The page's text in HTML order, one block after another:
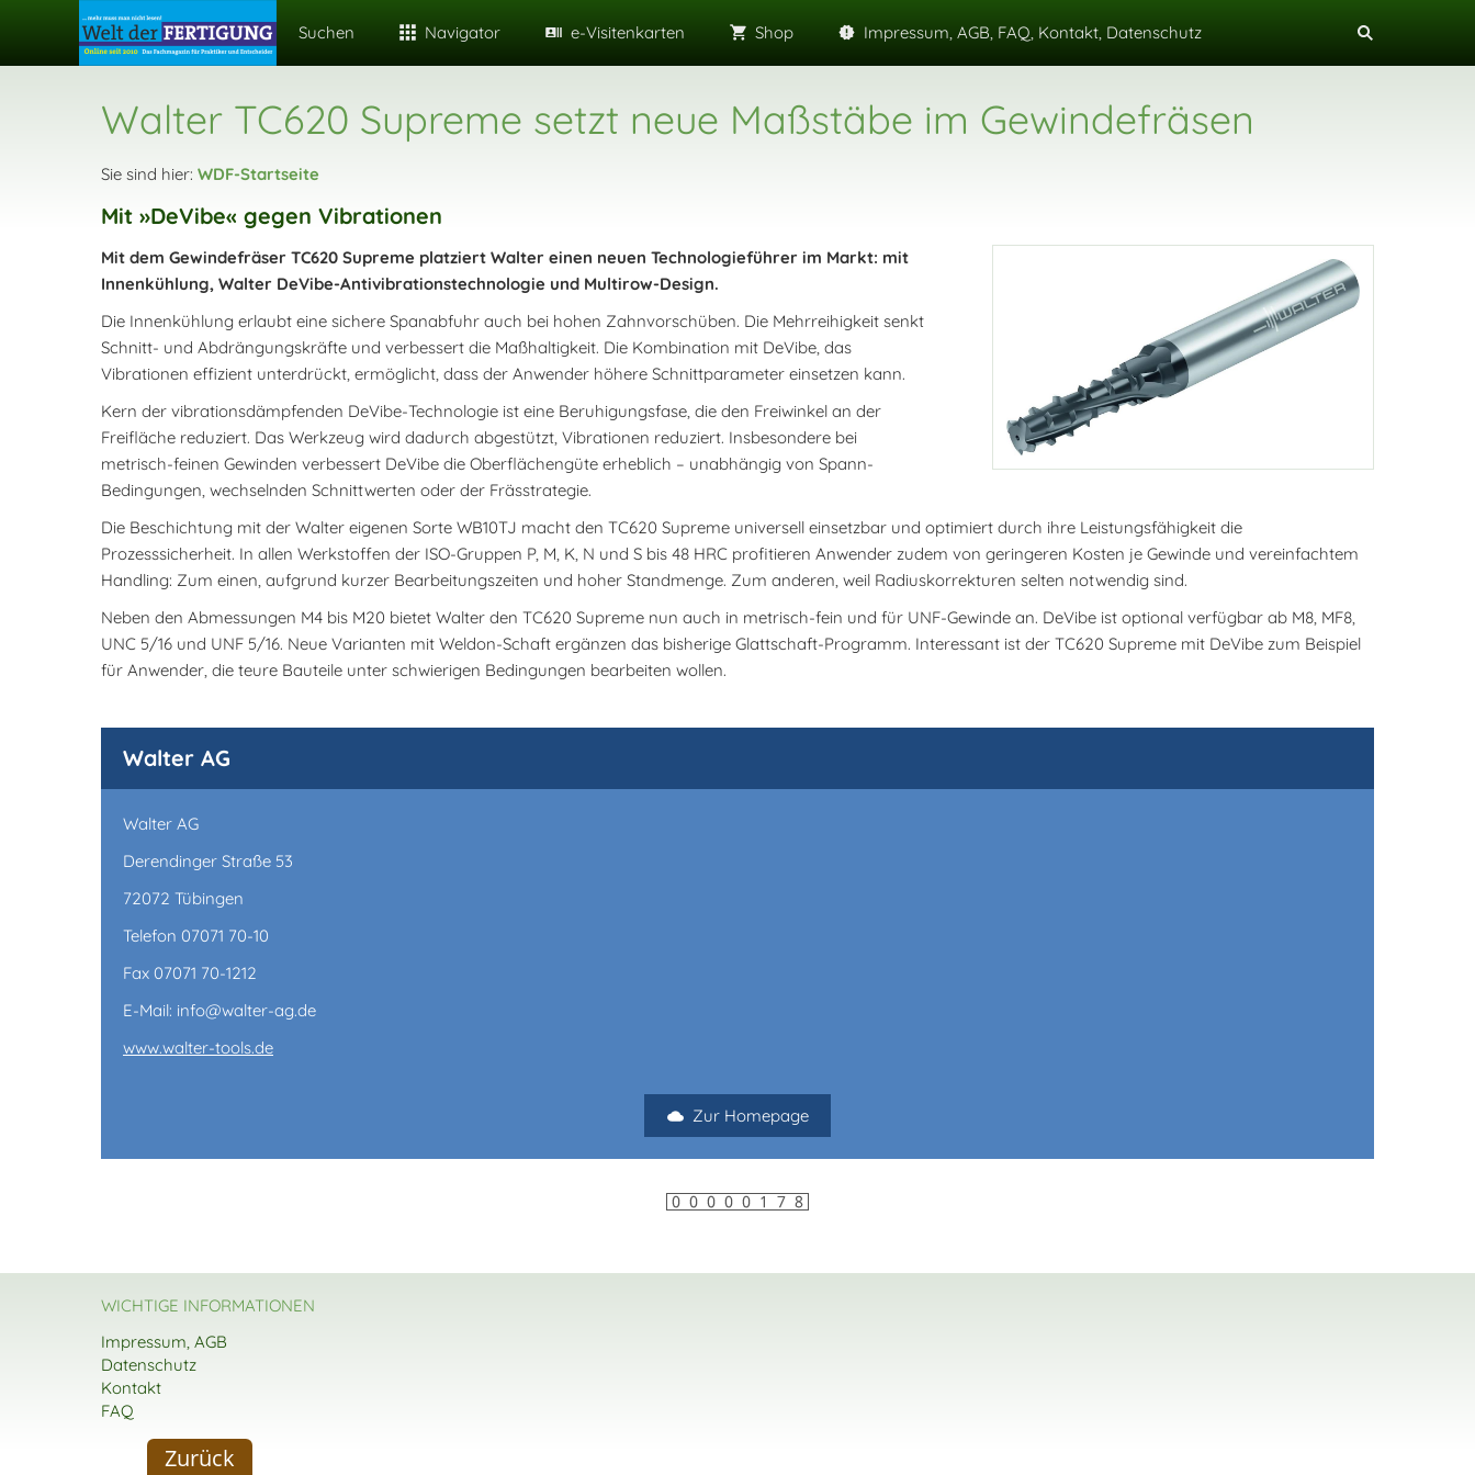
Suchen Navigator e-Visitenkarten Shop Impressum, AGB, FAQ, Kontakt, Datenschutz
Walter TC620 Supreme setzt neue Maßstäbe im Gewindefräsen
Sie sind hier: WDF-Startseite
Mit »DeVibe« gegen Vibrationen
Mit dem Gewindefräser TC620 Supreme platziert Walter einen neuen Technologieführer im Markt: mit
Innenkühlung, Walter DeVibe-Antivibrationstechnologie und Multirow-Design.
Die Innenkühlung erlaubt eine sichere Spanabfuhr auch bei hohen Zahnvorschüben. Die Mehrreihigkeit senkt
Schnitt- und Abdrängungskräfte und verbessert die Maßhaltigkeit. Die Kombination mit DeVibe, das
Vibrationen effizient unterdrückt, ermöglicht, dass der Anwender höhere Schnittparameter einsetzen kann.
Kern der vibrationsdämpfenden DeVibe-Technologie ist eine Beruhigungsfase, die den Freiwinkel an der
Freifläche reduziert. Das Werkzeug wird dadurch abgestützt, Vibrationen reduziert. Insbesondere bei
metrisch-feinen Gewinden verbessert DeVibe die Oberflächengüte erheblich – unabhängig von Spann-
Bedingungen, wechselnden Schnittwerten oder der Frässtrategie.
Die Beschichtung mit der Walter eigenen Sorte WB10TJ macht den TC620 Supreme universell einsetzbar und optimiert durch ihre Leistungsfähigkeit die
Prozesssicherheit. In allen Werkstoffen der ISO-Gruppen P, M, K, N und S bis 48 HRC profitieren Anwender zudem von geringeren Kosten je Gewinde und vereinfachtem
Handling: Zum einen, aufgrund kurzer Bearbeitungszeiten und hoher Standmenge. Zum anderen, weil Radiuskorrekturen selten notwendig sind.
Neben den Abmessungen M4 bis M20 bietet Walter den TC620 Supreme nun auch in metrisch-fein und für UNF-Gewinde an. DeVibe ist optional verfügbar ab M8, MF8,
UNC 5/16 und UNF 5/16. Neue Varianten mit Weldon-Schaft ergänzen das bisherige Glattschaft-Programm. Interessant ist der TC620 Supreme mit DeVibe zum Beispiel
für Anwender, die teure Bauteile unter schwierigen Bedingungen bearbeiten wollen.
Walter AG
Walter AG
Derendinger Straße 53
72072 Tübingen
Telefon 07071 70-10
Fax 07071 70-1212
E-Mail: info@walter-ag.de
www.walter-tools.de
Zur Homepage
Zurück
WICHTIGE INFORMATIONEN
Impressum, AGB
Datenschutz
Kontakt
FAQ